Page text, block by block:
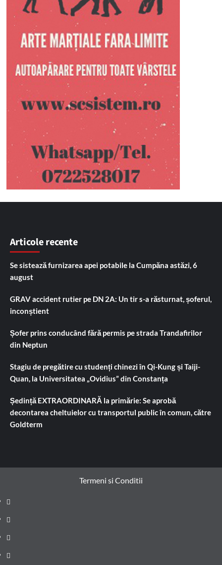
Articole recente
Se sistează furnizarea apei potabile la Cumpăna astăzi, 6
august
GRAV accident rutier pe DN 2A: Un tir s-a răsturnat, șoferul,
inconștient
Șofer prins conducând fără permis pe strada Trandafirilor
din Neptun
Stagiu de pregătire cu studenți chinezi în Qi-Kung și Taiji-
Quan, la Universitatea „Ovidius” din Constanța
Ședință EXTRAORDINARĂ la primărie: Se aprobă
decontarea cheltuielor cu transportul public în comun, către
Goldterm
Termeni si Conditii
Prima
pagină
Știri
de
ultima
Administrație
locală
Actualitate